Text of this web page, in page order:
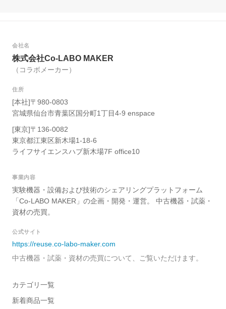
会社名
株式会社Co-LABO MAKER
（コラボメーカー）
住所
[本社]〒980-0803
宮城県仙台市青葉区国分町1丁目4-9 enspace
[東京]〒136-0082
東京都江東区新木場1-18-6
ライフサイエンスハブ新木場7F office10
事業内容
実験機器・設備および技術のシェアリングプラットフォーム
「Co-LABO MAKER」の企画・開発・運営。 中古機器・試薬・
資材の売買。
公式サイト
https://reuse.co-labo-maker.com
中古機器・試薬・資材の売買について、ご覧いただけます。
カテゴリ一覧
新着商品一覧